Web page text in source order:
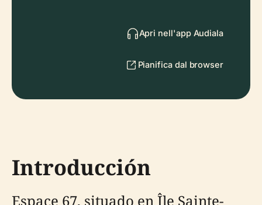
Apri nell'app Audiala
Pianifica dal browser
Introducción
Espace 67, situado en Île Sainte-